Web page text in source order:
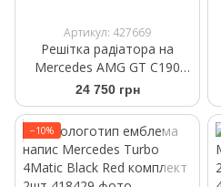
Артикул: 427669
Решітка радіатора на
Mercedes AMG GT C190
2015-2017 GT Black
24 750 грн
−10%